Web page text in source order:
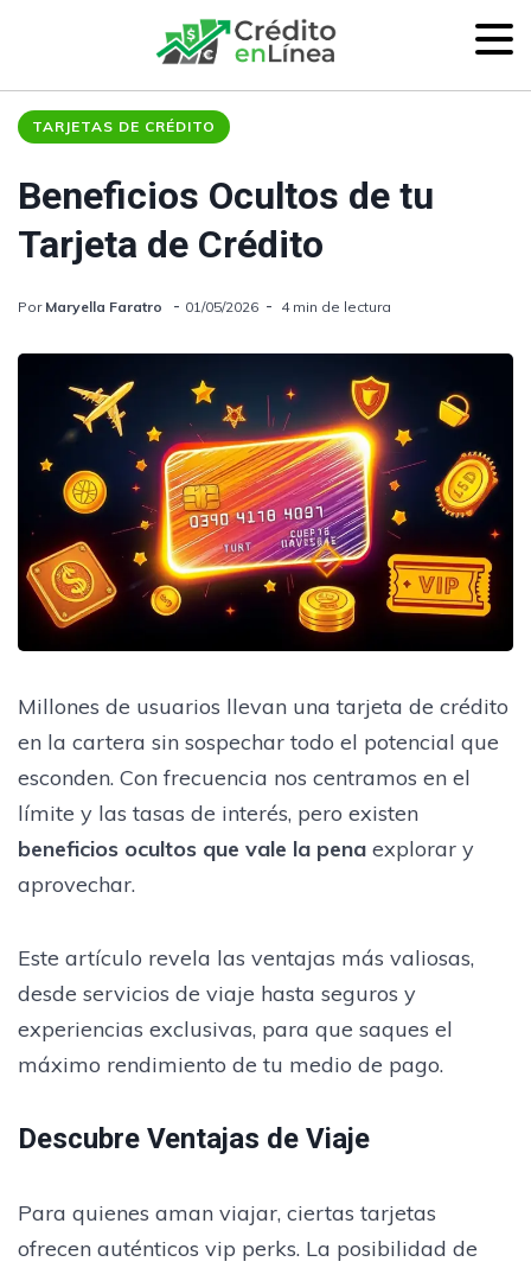
TARJETAS DE CRÉDITO
Beneficios Ocultos de tu
Tarjeta de Crédito
Por Maryella Faratro 01/05/2026 4 min de lectura
Millones de usuarios llevan una tarjeta de crédito
en la cartera sin sospechar todo el potencial que
esconden. Con frecuencia nos centramos en el
límite y las tasas de interés, pero existen
beneficios ocultos que vale la pena explorar y
aprovechar.
Este artículo revela las ventajas más valiosas,
desde servicios de viaje hasta seguros y
experiencias exclusivas, para que saques el
máximo rendimiento de tu medio de pago.
Descubre Ventajas de Viaje
Para quienes aman viajar, ciertas tarjetas
ofrecen auténticos vip perks. La posibilidad de